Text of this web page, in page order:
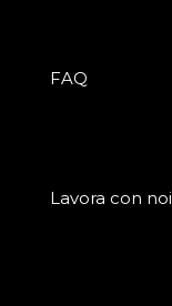
FAQ
Lavora con noi